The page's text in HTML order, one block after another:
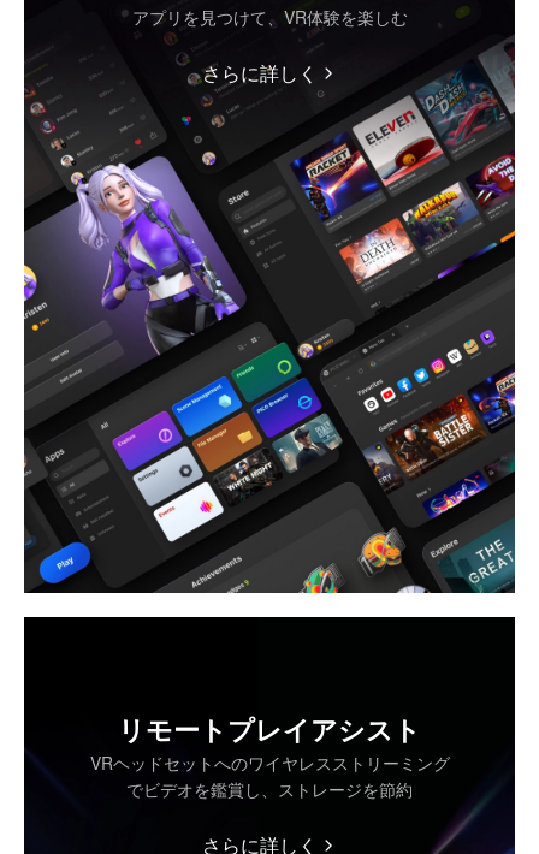
アプリを見つけて、VR体験を楽しむ
さらに詳しく
リモートプレイアシスト
VRヘッドセットへのワイヤレスストリーミング
でビデオを鑑賞し、ストレージを節約
さらに詳しく